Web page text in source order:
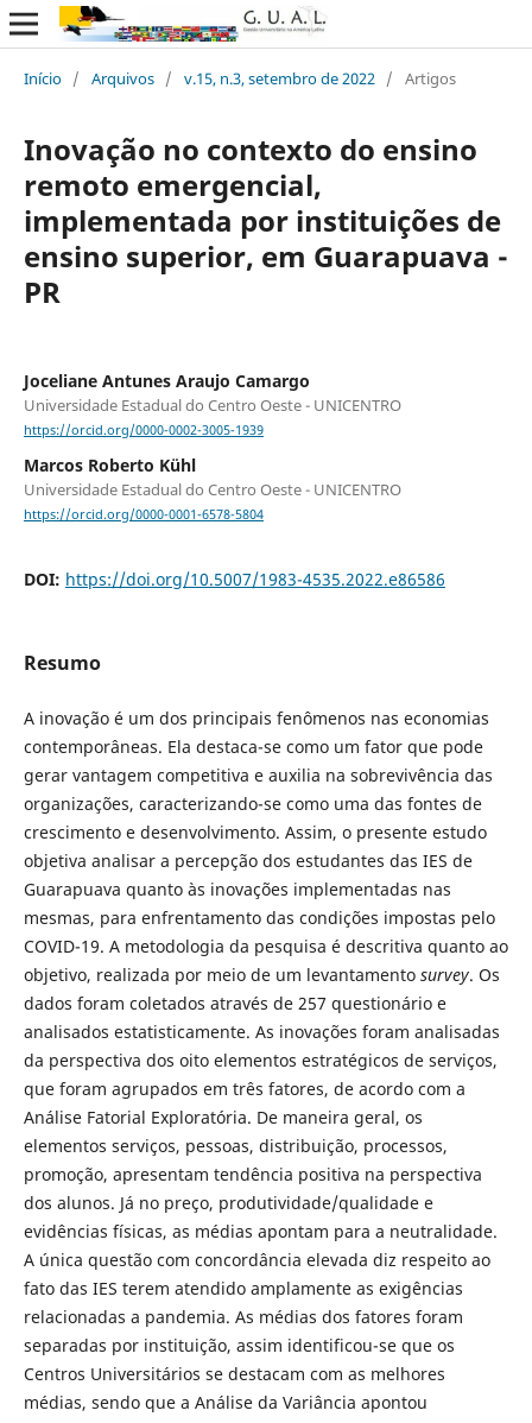
Início / Arquivos / v.15, n.3, setembro de 2022 / Artigos
Inovação no contexto do ensino
remoto emergencial,
implementada por instituições de
ensino superior, em Guarapuava -
PR
Joceliane Antunes Araujo Camargo
Universidade Estadual do Centro Oeste - UNICENTRO
https://orcid.org/0000-0002-3005-1939
Marcos Roberto Kühl
Universidade Estadual do Centro Oeste - UNICENTRO
https://orcid.org/0000-0001-6578-5804
DOI: https://doi.org/10.5007/1983-4535.2022.e86586
Resumo
A inovação é um dos principais fenômenos nas economias
contemporâneas. Ela destaca-se como um fator que pode
gerar vantagem competitiva e auxilia na sobrevivência das
organizações, caracterizando-se como uma das fontes de
crescimento e desenvolvimento. Assim, o presente estudo
objetiva analisar a percepção dos estudantes das IES de
Guarapuava quanto às inovações implementadas nas
mesmas, para enfrentamento das condições impostas pelo
COVID-19. A metodologia da pesquisa é descritiva quanto ao
objetivo, realizada por meio de um levantamento survey. Os
dados foram coletados através de 257 questionário e
analisados estatisticamente. As inovações foram analisadas
da perspectiva dos oito elementos estratégicos de serviços,
que foram agrupados em três fatores, de acordo com a
Análise Fatorial Exploratória. De maneira geral, os
elementos serviços, pessoas, distribuição, processos,
promoção, apresentam tendência positiva na perspectiva
dos alunos. Já no preço, produtividade/qualidade e
evidências físicas, as médias apontam para a neutralidade.
A única questão com concordância elevada diz respeito ao
fato das IES terem atendido amplamente as exigências
relacionadas a pandemia. As médias dos fatores foram
separadas por instituição, assim identificou-se que os
Centros Universitários se destacam com as melhores
médias, sendo que a Análise da Variância apontou